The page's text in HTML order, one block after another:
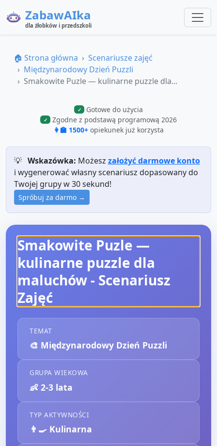
ZabawAIka
dla żłobków i przedszkoli
🏠 Strona główna
Scenariusze zajęć
Międzynarodowy Dzień Puzzli
Smakowite Puzle — kulinarne puzzle dla...
✓ Gotowe do użycia
✓
Zgodne z podstawą programową 2026
👩‍🏫 1500+ opiekunek już korzysta
💡 Wskazówka: Możesz założyć darmowe konto
i wygenerować własny scenariusz dopasowany do
Twojej grupy w 30 sekund!
Spróbuj za darmo →
Smakowite Puzle —
kulinarne puzzle dla
maluchów - Scenariusz
Zajęć
TEMAT
🎨 Międzynarodowy Dzień Puzzli
GRUPA WIEKOWA
👶 2-3 lata
TYP AKTYWNOŚCI
👨‍🍳 Kulinarna